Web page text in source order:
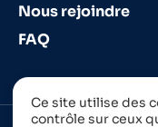
Nous rejoindre
FAQ
Ce site utilise des
contrôle sur ceux